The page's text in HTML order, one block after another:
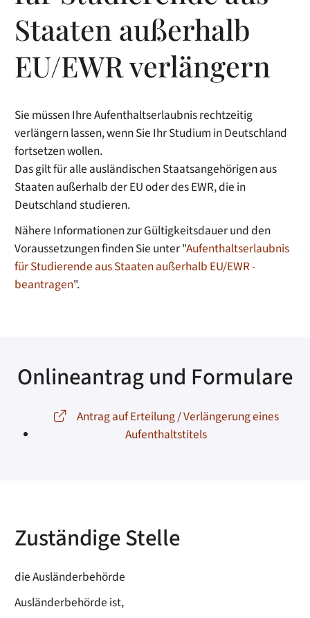
Staaten außerhalb
EU/EWR verlängern
Sie müssen Ihre Aufenthaltserlaubnis rechtzeitig
verlängern lassen, wenn Sie Ihr Studium in Deutschland
fortsetzen wollen.
Das gilt für alle ausländischen Staatsangehörigen aus
Staaten außerhalb der EU oder des EWR, die in
Deutschland studieren.
Nähere Informationen zur Gültigkeitsdauer und den
Voraussetzungen finden Sie unter "Aufenthaltserlaubnis
für Studierende aus Staaten außerhalb EU/EWR -
beantragen".
Onlineantrag und Formulare
Antrag auf Erteilung / Verlängerung eines
Aufenthaltstitels
Zuständige Stelle
die Ausländerbehörde
Ausländerbehörde ist,